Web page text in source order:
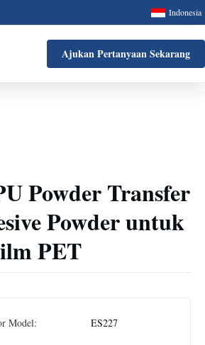
Indonesia
Ajukan Pertanyaan Sekarang
Powder Transfer
Powder untuk
PET
Model: ES227